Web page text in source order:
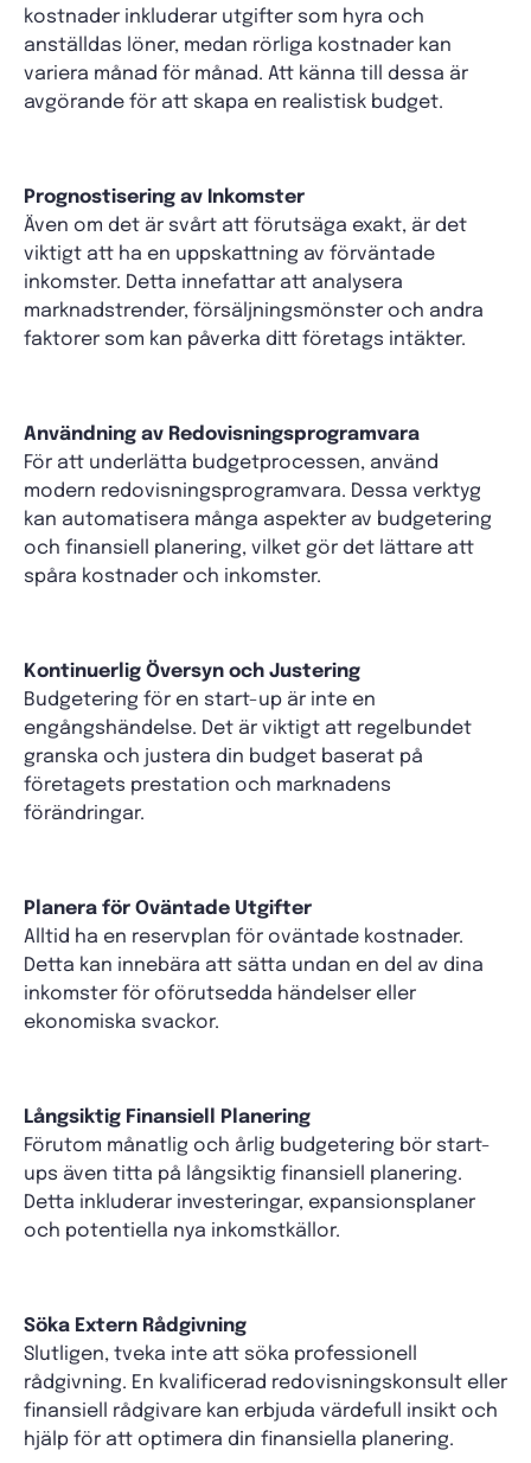
kostnader inkluderar utgifter som hyra och
anställdas löner, medan rörliga kostnader kan
variera månad för månad. Att känna till dessa är
avgörande för att skapa en realistisk budget.
Prognostisering av Inkomster
Även om det är svårt att förutsäga exakt, är det
viktigt att ha en uppskattning av förväntade
inkomster. Detta innefattar att analysera
marknadstrender, försäljningsmönster och andra
faktorer som kan påverka ditt företags intäkter.
Användning av Redovisningsprogramvara
För att underlätta budgetprocessen, använd
modern redovisningsprogramvara. Dessa verktyg
kan automatisera många aspekter av budgetering
och finansiell planering, vilket gör det lättare att
spåra kostnader och inkomster.
Kontinuerlig Översyn och Justering
Budgetering för en start-up är inte en
engångshändelse. Det är viktigt att regelbundet
granska och justera din budget baserat på
företagets prestation och marknadens
förändringar.
Planera för Oväntade Utgifter
Alltid ha en reservplan för oväntade kostnader.
Detta kan innebära att sätta undan en del av dina
inkomster för oförutsedda händelser eller
ekonomiska svackor.
Långsiktig Finansiell Planering
Förutom månatlig och årlig budgetering bör start-
ups även titta på långsiktig finansiell planering.
Detta inkluderar investeringar, expansionsplaner
och potentiella nya inkomstkällor.
Söka Extern Rådgivning
Slutligen, tveka inte att söka professionell
rådgivning. En kvalificerad redovisningskonsult eller
finansiell rådgivare kan erbjuda värdefull insikt och
hjälp för att optimera din finansiella planering.